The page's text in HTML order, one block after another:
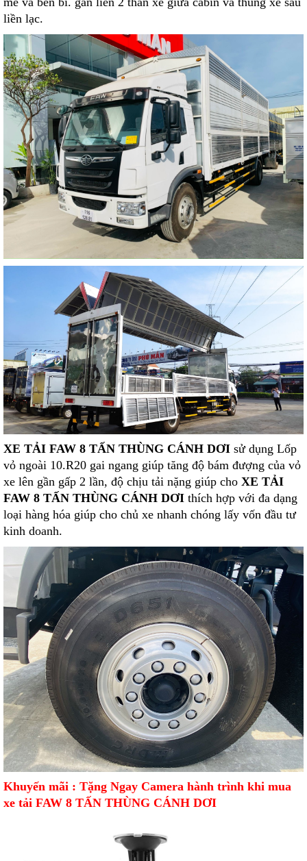
liền lạc.
XE TẢI FAW 8 TẤN THÙNG CÁNH DƠI sử dụng Lốp
vỏ ngoài 10.R20 gai ngang giúp tăng độ bám đượng của vỏ
xe lên gần gấp 2 lần, độ chịu tải nặng giúp cho XE TẢI
FAW 8 TẤN THÙNG CÁNH DƠI thích hợp với đa dạng
loại hàng hóa giúp cho chủ xe nhanh chóng lấy vốn đầu tư
kinh doanh.
Khuyến mãi : Tặng Ngay Camera hành trình khi mua
xe tải FAW 8 TẤN THÙNG CÁNH DƠI